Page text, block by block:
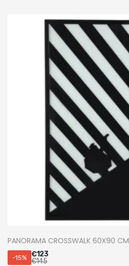
PANORAMA CROSSWALK 60X90 CM
-15% €123
€145